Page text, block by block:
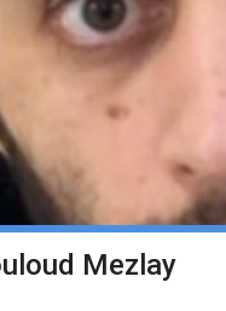
Mezlay